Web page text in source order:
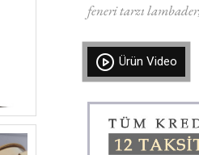
feneri tarzı lambader
Ürün Video